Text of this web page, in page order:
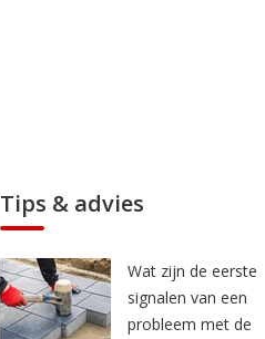
Tips & advies
Wat zijn de eerste
signalen van een
probleem met de